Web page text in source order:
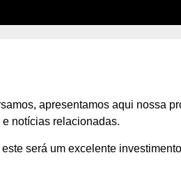
apresentamos aqui nossa
notícias relacionadas.
será um excelente